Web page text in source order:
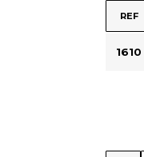
REF
1610